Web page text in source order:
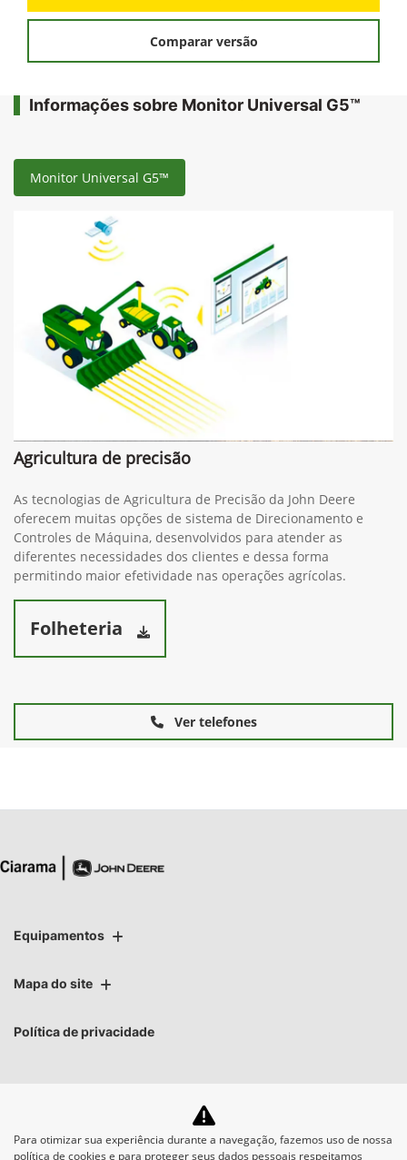
Comparar versão
Informações sobre Monitor Universal G5™
Monitor Universal G5™
Agricultura de precisão
As tecnologias de Agricultura de Precisão da John Deere
oferecem muitas opções de sistema de Direcionamento e
Controles de Máquina, desenvolvidos para atender as
diferentes necessidades dos clientes e dessa forma
permitindo maior efetividade nas operações agrícolas.
Folheteria
Ver telefones
Equipamentos
Mapa do site
Política de privacidade
No trânsito, enxergar o
Para otimizar sua experiência durante a navegação, fazemos uso de nossa
política de cookies e para proteger seus dados pessoais respeitamos